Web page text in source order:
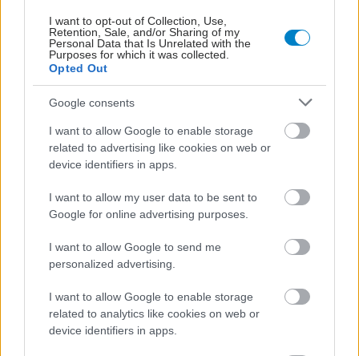
I want to opt-out of Collection, Use,
Retention, Sale, and/or Sharing of my
Personal Data that Is Unrelated with the
Purposes for which it was collected.
Opted Out
Google consents
I want to allow Google to enable storage
related to advertising like cookies on web or
device identifiers in apps.
I want to allow my user data to be sent to
Google for online advertising purposes.
I want to allow Google to send me
personalized advertising.
I want to allow Google to enable storage
related to analytics like cookies on web or
device identifiers in apps.
ΜΠΕΙΤΕ ΣΤΗ ΣΥΖΗΤΗΣΗ
Προσθήκη Σχολίου